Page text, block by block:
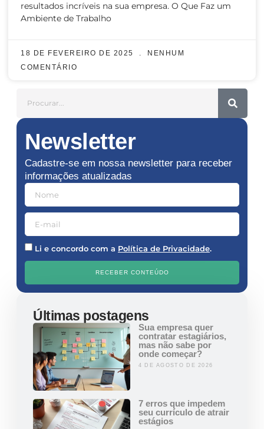
resultados incríveis na sua empresa. O Que Faz um
Ambiente de Trabalho
18 DE FEVEREIRO DE 2025
NENHUM
COMENTÁRIO
Newsletter
Cadastre-se em nossa newsletter para receber
informações atualizadas
Li e concordo com a Política de Privacidade.
RECEBER CONTEÚDO
Últimas postagens
Sua empresa quer
contratar estagiários,
mas não sabe por
onde começar?
4 DE AGOSTO DE 2026
7 erros que impedem
seu currículo de atrair
estágios